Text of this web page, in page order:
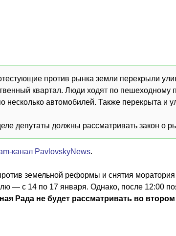
против рынка земли перекрыли
квартал. Люди ходят по пешеходному
несколько автомобилей. Также перекрыта и
депутаты должны рассматривать закон о
канал PavlovskyNews.
земельной реформы и снятия
— с 14 по 17 января. Однако, после 12:00
Рада не будет рассматривать во